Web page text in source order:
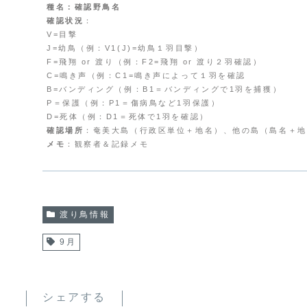
種名：確認野鳥名
確認状況
：
V=目撃
J=幼鳥（例：V1(J)=幼鳥１羽目撃）
F=飛翔 or 渡り（例：F2=飛翔 or 渡り２羽確認）
C=鳴き声（例：C1=鳴き声によって１羽を確認
B=バンディング（例：B1＝バンディングで1羽を捕獲）
P＝保護（例：P1＝傷病鳥など1羽保護）
D=死体（例：D1＝死体で1羽を確認）
確認場所 ：奄美大島（行政区単位＋地名）、他の島（島名＋
メモ ：観察者＆記録メモ
渡り鳥情報
9月
シェアする